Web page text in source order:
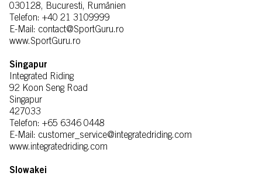
030128, Bucuresti, Rumänien
Telefon: +40 21 3109999
E-Mail: contact@SportGuru.ro
www.SportGuru.ro
Singapur
Integrated Riding
92 Koon Seng Road
Singapur
427033
Telefon: +65 6346 0448
E-Mail: customer_service@integratedriding.com
www.integratedriding.com
Slowakei